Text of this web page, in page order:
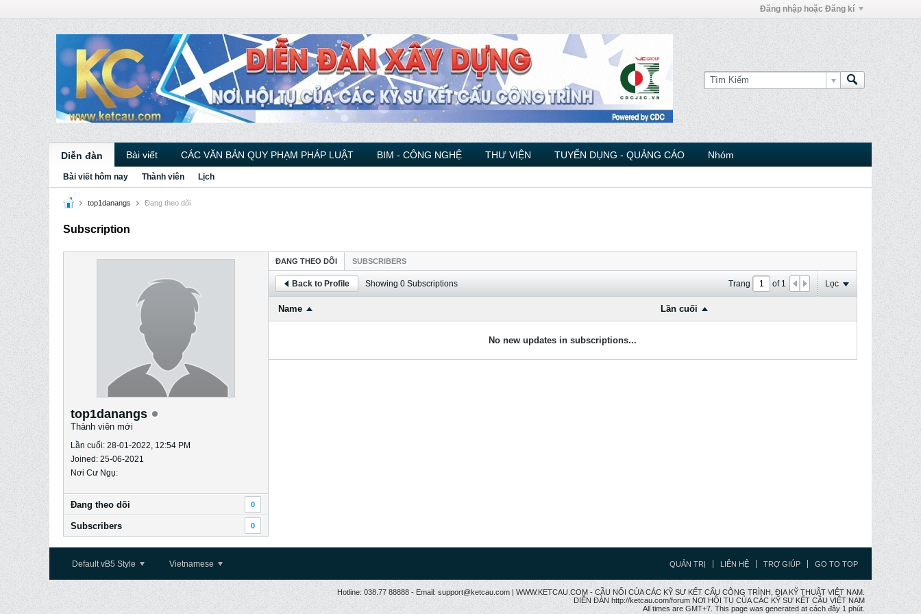
Đăng nhập hoặc Đăng kí
Diễn đàn Bài viết CÁC VĂN BẢN QUY PHẠM PHÁP LUẬT BIM - CÔNG NGHỆ THƯ VIỆN TUYỂN DỤNG - QUẢNG CÁO Nhóm
Bài viết hôm nay Thành viên Lịch
top1danangs Ðang theo dõi
Subscription
top1danangs
Thành viên mới
Lần cuối: 28-01-2022, 12:54 PM
Joined: 25-06-2021
Nơi Cư Ngụ:
Ðang theo dõi 0
Subscribers 0
ÐANG THEO DÕI SUBSCRIBERS
Back to Profile Showing 0 Subscriptions Trang of 1 Lọc
Name Lần cuối
No new updates in subscriptions...
Default vB5 Style Vietnamese QUẢN TRỊ LIÊN HỆ TRỢ GIÚP GO TO TOP
Hotline: 038.77 88888 - Email: support@ketcau.com | WWW.KETCAU.COM - CẦU NỐI CỦA CÁC KỸ SƯ KẾT CẤU CÔNG TRÌNH, ĐỊA KỸ THUẬT VIỆT NAM.
DIỄN ĐÀN http://ketcau.com/forum NƠI HỘI TỤ CỦA CÁC KỸ SƯ KẾT CÂU VIỆT NAM
All times are GMT+7. This page was generated at cách đây 1 phút.